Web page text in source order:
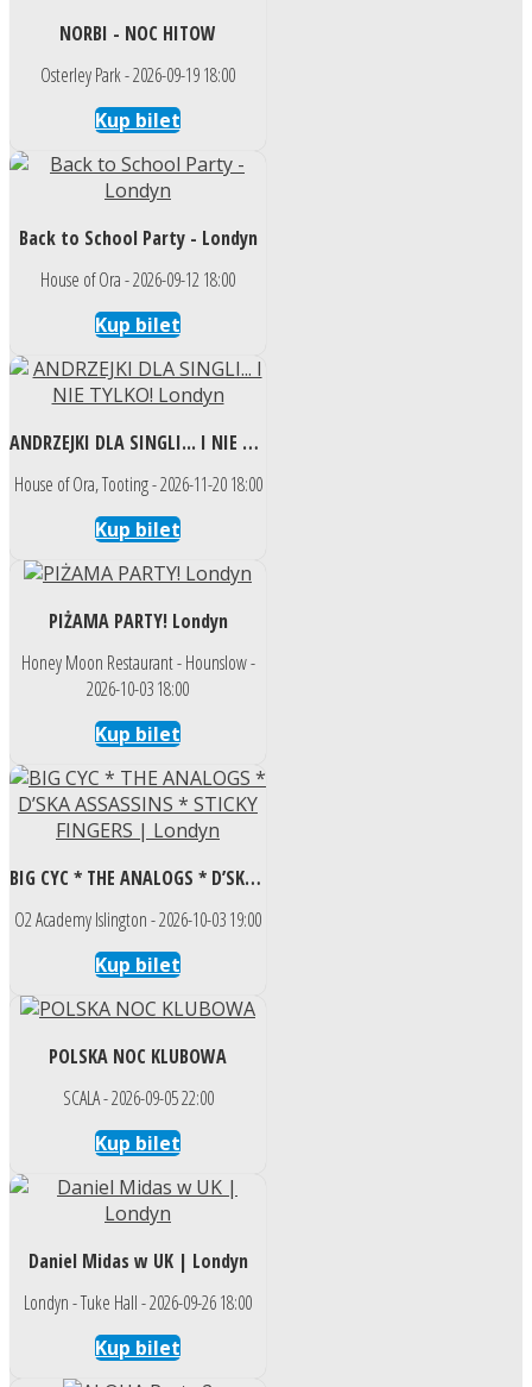
NORBI - NOC HITOW
Osterley Park - 2026-09-19 18:00
Kup bilet
Back to School Party - Londyn
House of Ora - 2026-09-12 18:00
Kup bilet
ANDRZEJKI DLA SINGLI... I NIE TYLKO! Londyn
House of Ora, Tooting - 2026-11-20 18:00
Kup bilet
PIŻAMA PARTY! Londyn
Honey Moon Restaurant - Hounslow -
2026-10-03 18:00
Kup bilet
BIG CYC * THE ANALOGS * D’SKA ASSASSINS * STICKY FINGERS | Londyn
O2 Academy Islington - 2026-10-03 19:00
Kup bilet
POLSKA NOC KLUBOWA
SCALA - 2026-09-05 22:00
Kup bilet
Daniel Midas w UK | Londyn
Londyn - Tuke Hall - 2026-09-26 18:00
Kup bilet